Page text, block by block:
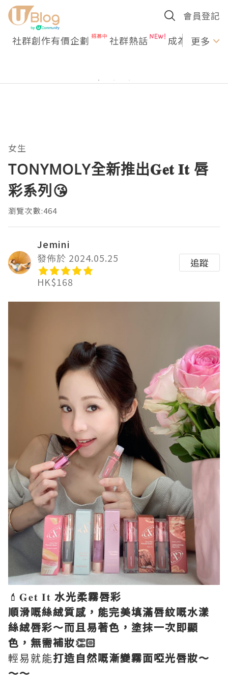
會員登記
社群創作有價企劃 社群熱話 成為U更多
女生
TONYMOLY全新推出𝐆𝐞𝐭 𝐈𝐭 唇
彩系列😘
瀏覽次數:464
Jemini
發佈於 2024.05.25
HK$168
追蹤
💄𝐆𝐞𝐭 𝐈𝐭 水光柔霧唇彩
順滑嘅絲絨質感，能完美填滿唇紋嘅水漾
絲絨唇彩～而且易著色，塗抹一次即顯
色，無需補妝👏🏻
輕易就能打造自然嘅漸變霧面啞光唇妝～
～～